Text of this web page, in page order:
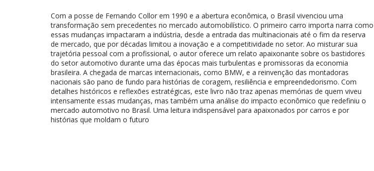
Com a posse de Fernando Collor em 1990 e a abertura econômica, o Brasil vivenciou uma
transformação sem precedentes no mercado automobilístico. O primeiro carro importa narra como
essas mudanças impactaram a indústria, desde a entrada das multinacionais até o fim da reserva
de mercado, que por décadas limitou a inovação e a competitividade no setor. Ao misturar sua
trajetória pessoal com a profissional, o autor oferece um relato apaixonante sobre os bastidores
do setor automotivo durante uma das épocas mais turbulentas e promissoras da economia
brasileira. A chegada de marcas internacionais, como BMW, e a reinvenção das montadoras
nacionais são pano de fundo para histórias de coragem, resiliência e empreendedorismo. Com
detalhes históricos e reflexões estratégicas, este livro não traz apenas memórias de quem viveu
intensamente essas mudanças, mas também uma análise do impacto econômico que redefiniu o
mercado automotivo no Brasil. Uma leitura indispensável para apaixonados por carros e por
histórias que moldam o futuro